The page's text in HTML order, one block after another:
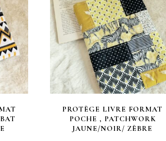
PROTÈGE LIVRE FORMAT
POCHE , PATCHWORK
JAUNE/NOIR/ ZÈBRE